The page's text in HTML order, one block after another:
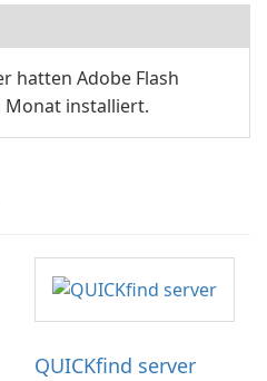
hatten Adobe Flash
Monat installiert.
QUICKfind server